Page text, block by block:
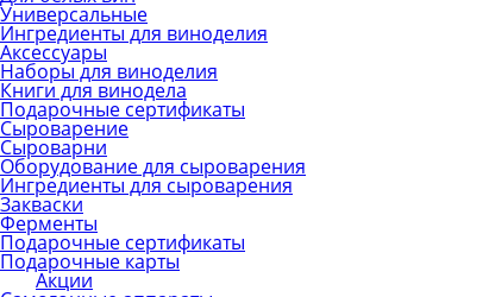
Универсальные
Ингредиенты для виноделия
Аксессуары
Наборы для виноделия
Книги для винодела
Подарочные сертификаты
Сыроварение
Сыроварни
Оборудование для сыроварения
Ингредиенты для сыроварения
Закваски
Ферменты
Подарочные сертификаты
Подарочные карты
Акции